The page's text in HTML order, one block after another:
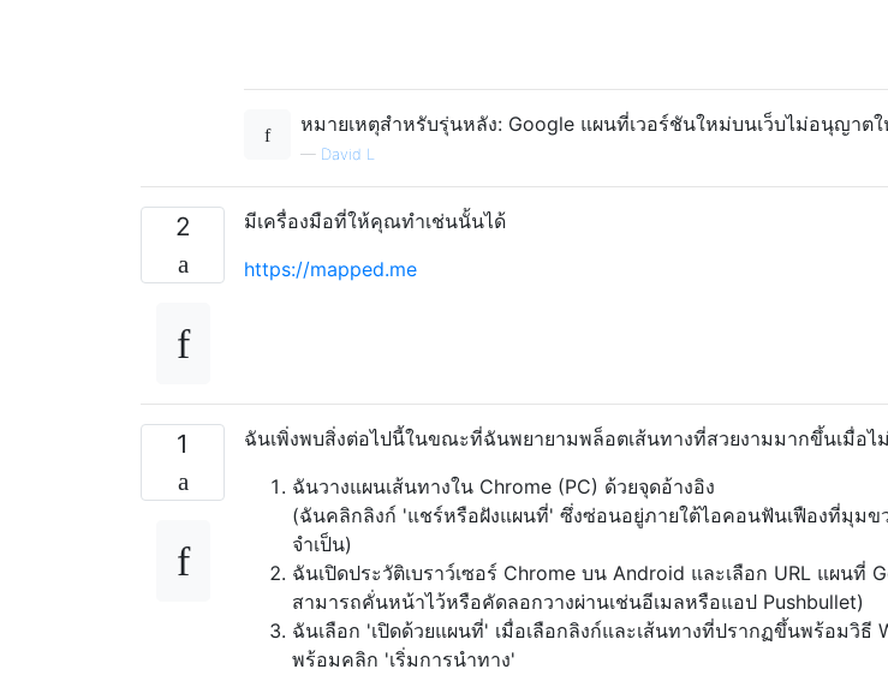
หมายเหตุสำหรับรุ่นหลัง: Google แผนที่เวอร์ชันใหม่บนเว็บไม่อนุญาต
— David L
2
มีเครื่องมือที่ให้คุณทำเช่นนั้นได้
https://mapped.me
1
ฉันเพิ่งพบสิ่งต่อไปนี้ในขณะที่ฉันพยายามพล็อตเส้นทางที่สวยงามมากขึ้นเมื่อไ
ฉันวางแผนเส้นทางใน Chrome (PC) ด้วยจุดอ้างอิง
(ฉันคลิกลิงก์ 'แชร์หรือฝังแผนที่' ซึ่งซ่อนอยู่ภายใต้ไอคอนฟันเฟืองที่มุมข
จำเป็น)
ฉันเปิดประวัติเบราว์เซอร์ Chrome บน Android และเลือก URL แผน
สามารถคั่นหน้าไว้หรือคัดลอกวางผ่านเช่นอีเมลหรือแอป Pushbullet)
ฉันเลือก 'เปิดด้วยแผนที่' เมื่อเลือกลิงก์และเส้นทางที่ปรากฏขึ้นพร้อมวิธี
พร้อมคลิก 'เริ่มการนำทาง'